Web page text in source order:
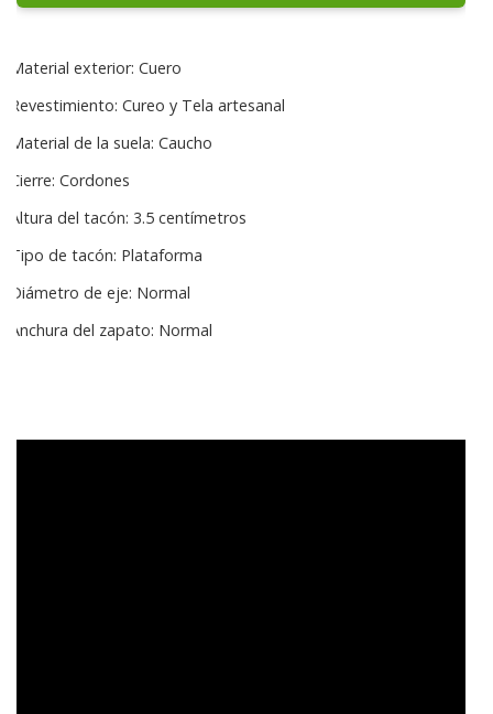
Material exterior: Cuero
Revestimiento: Cureo y Tela artesanal
Material de la suela: Caucho
Cierre: Cordones
Altura del tacón: 3.5 centímetros
Tipo de tacón: Plataforma
Diámetro de eje: Normal
Anchura del zapato: Normal